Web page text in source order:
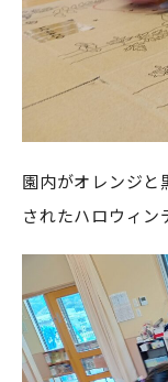
園内がオレンジと
されたハロウィ